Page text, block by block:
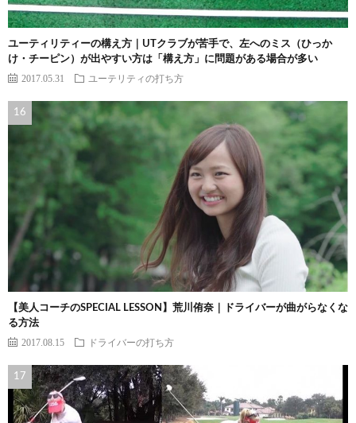
ユーティリティーの構え方｜UTクラブが苦手で、左へのミス（ひっか
け・チーピン）が出やすい方は「構え方」に問題がある場合が多い
2017.05.31 ユーテリティの打ち方
【美人コーチのSPECIAL LESSON】荒川侑奈｜ドライバーが曲がらなくな
る方法
2017.08.15 ドライバーの打ち方